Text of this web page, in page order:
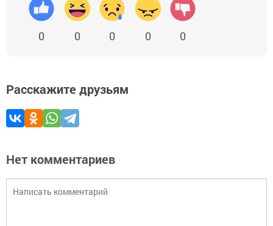
0 0 0 0 0
Расскажите друзьям
Нет комментариев